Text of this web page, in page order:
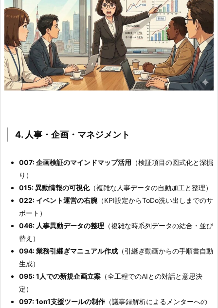
4. 人事・企画・マネジメント
007: 企画検証のマインドマップ活用 （検証項目の図式化と深掘
り）
015: 異動情報の可視化（複雑な人事データの自動加工と整理）
022: イベント運営の右腕（KPI設定からToDo洗い出しまでのサ
ポート）
046: 人事異動データの整理 （複雑な時系列データの結合・並び
替え）
094: 業務引継ぎマニュアル作成 （引継ぎ動画からの手順書自動
生成）
095: 1人での新規企画立案 （全工程でのAIとの対話と意思決
定）
097: 1on1支援ツールの制作 （議事録解析によるメンターへの